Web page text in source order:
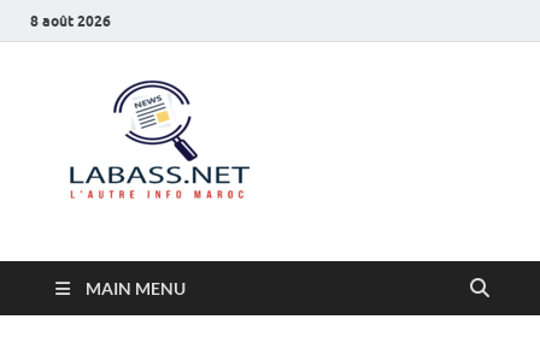
8 août 2026
MAIN MENU